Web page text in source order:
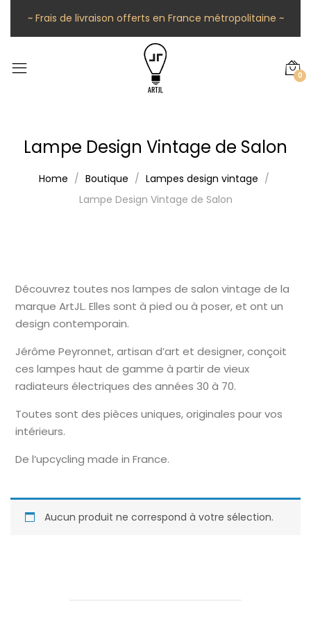
~ Frais de livraison offerts en France métropolitaine ~
0
Lampe Design Vintage de Salon
Home Boutique
Lampes design vintage
Lampe Design Vintage de Salon
Découvrez toutes nos lampes de salon vintage de la
marque ArtJL. Elles sont à pied ou à poser, et ont un
design contemporain.
Jérôme Peyronnet, artisan d’art et designer, conçoit
ces lampes haut de gamme à partir de vieux
radiateurs électriques des années 30 à 70.
Toutes sont des pièces uniques, originales pour vos
intérieurs.
De l’upcycling made in France.
Aucun produit ne correspond à votre sélection.